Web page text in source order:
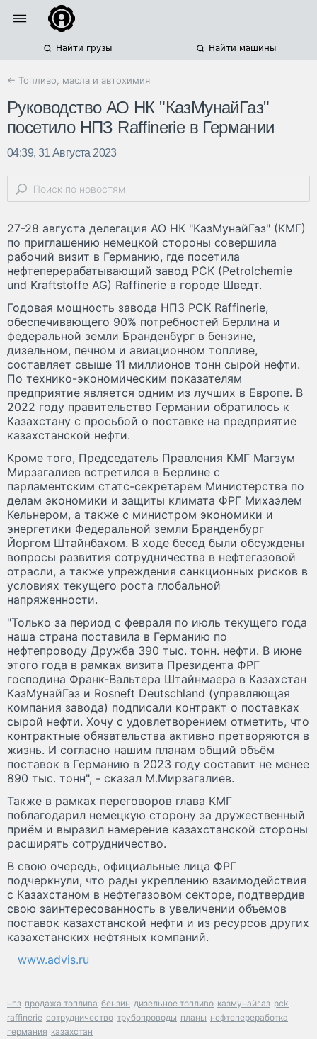
Найти грузы Найти машины
← Топливо, масла и автохимия
Руководство АО НК "КазМунайГаз"
посетило НПЗ Raffinerie в Германии
04:39, 31 Августа 2023
27-28 августа делегация АО НК "КазМунайГаз" (КМГ)
по приглашению немецкой стороны совершила
рабочий визит в Германию, где посетила
нефтеперерабатывающий завод PCK (Petrolchemie
und Kraftstoffe AG) Raffinerie в городе Шведт.
Годовая мощность завода НПЗ PCK Raffinerie,
обеспечивающего 90% потребностей Берлина и
федеральной земли Бранденбург в бензине,
дизельном, печном и авиационном топливе,
составляет свыше 11 миллионов тонн сырой нефти.
По технико-экономическим показателям
предприятие является одним из лучших в Европе. В
2022 году правительство Германии обратилось к
Казахстану с просьбой о поставке на предприятие
казахстанской нефти.
Кроме того, Председатель Правления КМГ Магзум
Мирзагалиев встретился в Берлине с
парламентским статс-секретарем Министерства по
делам экономики и защиты климата ФРГ Михаэлем
Кельнером, а также с министром экономики и
энергетики Федеральной земли Бранденбург
Йоргом Штайнбахом. В ходе бесед были обсуждены
вопросы развития сотрудничества в нефтегазовой
отрасли, а также упреждения санкционных рисков в
условиях текущего роста глобальной
напряженности.
"Только за период с февраля по июль текущего года
наша страна поставила в Германию по
нефтепроводу Дружба 390 тыс. тонн. нефти. В июне
этого года в рамках визита Президента ФРГ
господина Франк-Вальтера Штайнмаера в Казахстан
КазМунайГаз и Rosneft Deutschland (управляющая
компания завода) подписали контракт о поставках
сырой нефти. Хочу с удовлетворением отметить, что
контрактные обязательства активно претворяются в
жизнь. И согласно нашим планам общий объём
поставок в Германию в 2023 году составит не менее
890 тыс. тонн", - сказал М.Мирзагалиев.
Также в рамках переговоров глава КМГ
поблагодарил немецкую сторону за дружественный
приём и выразил намерение казахстанской стороны
расширять сотрудничество.
В свою очередь, официальные лица ФРГ
подчеркнули, что рады укреплению взаимодействия
с Казахстаном в нефтегазовом секторе, подтвердив
свою заинтересованность в увеличении объемов
поставок казахстанской нефти и из ресурсов других
казахстанских нефтяных компаний.
www.advis.ru
нпз продажа топлива бензин дизельное топливо казмунайгаз pck
raffinerie сотрудничество трубопроводы планы нефтепереработка
германия казахстан